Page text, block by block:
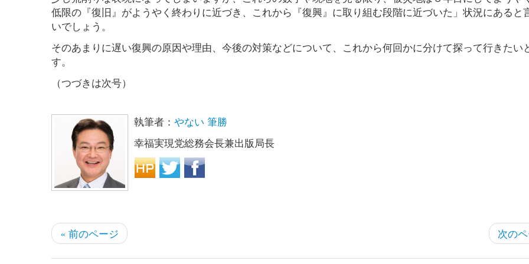
低限の『復旧』がようやく終わりに近づき、これから『復興』に取り組む段階に近づいた」状況にあると
いでしょう。
そのあまりに遅い復興の原因や理由、今後の対策などについて、これから何回かに分けて探って行きたい
す。
（つづきは次号）
執筆者： やない 筆勝
幸福実現党総務会長兼出版局長
« 前のページ 次の